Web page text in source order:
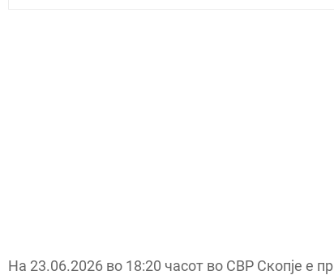
На 23.06.2026 во 18:20 часот во СВР Скопје е